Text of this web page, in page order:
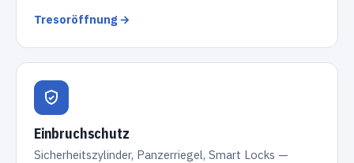
Tresoröffnung →
Einbruchschutz
Sicherheitszylinder, Panzerriegel, Smart Locks —